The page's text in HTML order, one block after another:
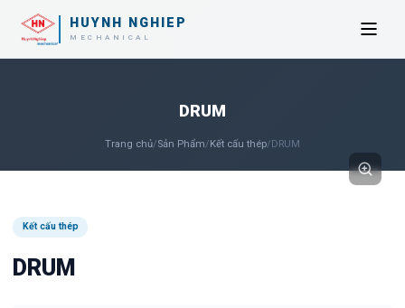
HUYNH NGHIEP
MECHANICAL
DRUM
Trang chủ/Sản Phẩm/Kết cấu thép/DRUM
Kết cấu thép
DRUM